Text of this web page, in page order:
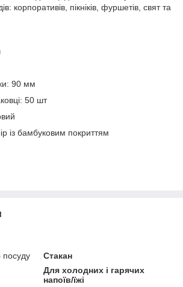
корпоративів, пікніків, фуршетів, свят та
90 мм
50 шт
із бамбуковим покриттям
посуду
Стакан
Для холодних і гарячих
напоїв/їжі